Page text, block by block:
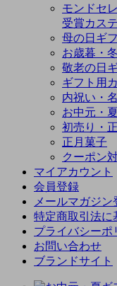
モンドセ
受賞カス
母の日ギ
お歳暮・
敬老の日
ギフト用
内祝い・
お中元・
初売り・
正月菓子
クーポン
マイアカウント
会員登録
メールマガジン
特定商取引法に
プライバシーポ
お問い合わせ
ブランドサイト